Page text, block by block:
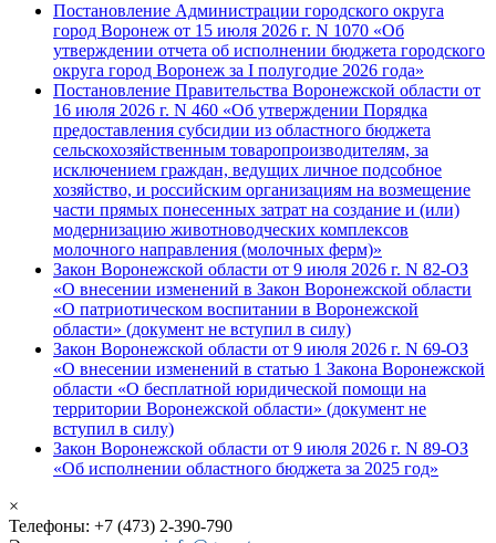
Постановление Администрации городского округа
город Воронеж от 15 июля 2026 г. N 1070 «Об
утверждении отчета об исполнении бюджета городского
округа город Воронеж за I полугодие 2026 года»
Постановление Правительства Воронежской области от
16 июля 2026 г. N 460 «Об утверждении Порядка
предоставления субсидии из областного бюджета
сельскохозяйственным товаропроизводителям, за
исключением граждан, ведущих личное подсобное
хозяйство, и российским организациям на возмещение
части прямых понесенных затрат на создание и (или)
модернизацию животноводческих комплексов
молочного направления (молочных ферм)»
Закон Воронежской области от 9 июля 2026 г. N 82-ОЗ
«О внесении изменений в Закон Воронежской области
«О патриотическом воспитании в Воронежской
области» (документ не вступил в силу)
Закон Воронежской области от 9 июля 2026 г. N 69-ОЗ
«О внесении изменений в статью 1 Закона Воронежской
области «О бесплатной юридической помощи на
территории Воронежской области» (документ не
вступил в силу)
Закон Воронежской области от 9 июля 2026 г. N 89-ОЗ
«Об исполнении областного бюджета за 2025 год»
×
Телефоны: +7 (473) 2-390-790